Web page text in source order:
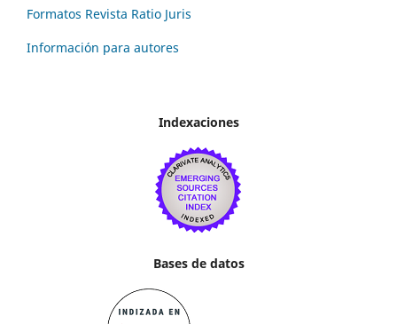
Formatos Revista Ratio Juris
Información para autores
Indexaciones
Bases de datos